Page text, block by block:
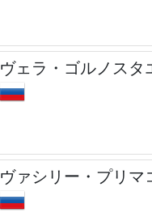
ヴェラ・ゴルノスタ
ヴァシリー・プリマ